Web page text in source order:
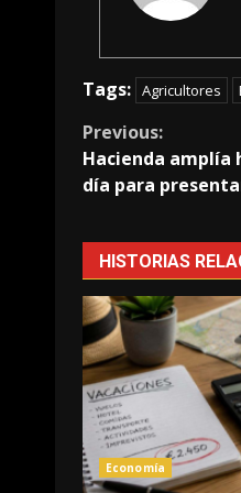
Tags: Agricultores
Continue
Reading
Previous:
Hacienda
día para
HISTORIAS
Economía